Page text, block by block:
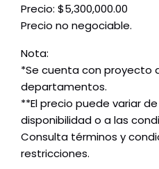
Precio: $5,300,000.00
Precio no negociable.
Nota:
*Se cuenta con proyecto
departamentos.
**El precio puede variar
disponibilidad o a las
Consulta términos y
restricciones.